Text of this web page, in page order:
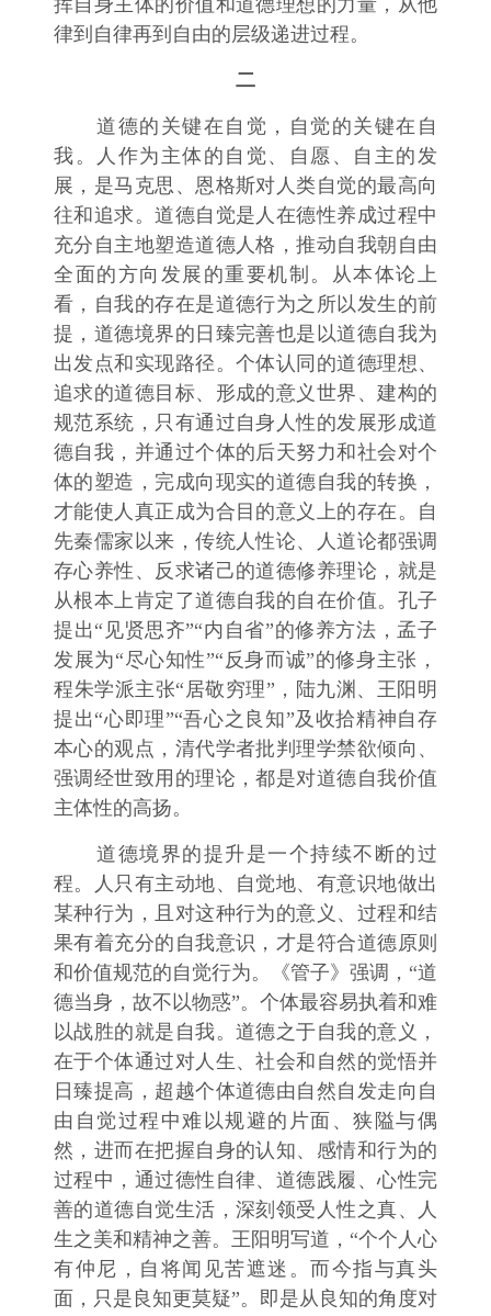
挥自身主体的价值和道德理想的力量，从他
律到自律再到自由的层级递进过程。
二
道德的关键在自觉，自觉的关键在自
我。人作为主体的自觉、自愿、自主的发
展，是马克思、恩格斯对人类自觉的最高向
往和追求。道德自觉是人在德性养成过程中
充分自主地塑造道德人格，推动自我朝自由
全面的方向发展的重要机制。从本体论上
看，自我的存在是道德行为之所以发生的前
提，道德境界的日臻完善也是以道德自我为
出发点和实现路径。个体认同的道德理想、
追求的道德目标、形成的意义世界、建构的
规范系统，只有通过自身人性的发展形成道
德自我，并通过个体的后天努力和社会对个
体的塑造，完成向现实的道德自我的转换，
才能使人真正成为合目的意义上的存在。自
先秦儒家以来，传统人性论、人道论都强调
存心养性、反求诸己的道德修养理论，就是
从根本上肯定了道德自我的自在价值。孔子
提出“见贤思齐”“内自省”的修养方法，孟子
发展为“尽心知性”“反身而诚”的修身主张，
程朱学派主张“居敬穷理”，陆九渊、王阳明
提出“心即理”“吾心之良知”及收拾精神自存
本心的观点，清代学者批判理学禁欲倾向、
强调经世致用的理论，都是对道德自我价值
主体性的高扬。
道德境界的提升是一个持续不断的过
程。人只有主动地、自觉地、有意识地做出
某种行为，且对这种行为的意义、过程和结
果有着充分的自我意识，才是符合道德原则
和价值规范的自觉行为。《管子》强调，“道
德当身，故不以物惑”。个体最容易执着和难
以战胜的就是自我。道德之于自我的意义，
在于个体通过对人生、社会和自然的觉悟并
日臻提高，超越个体道德由自然自发走向自
由自觉过程中难以规避的片面、狭隘与偶
然，进而在把握自身的认知、感情和行为的
过程中，通过德性自律、道德践履、心性完
善的道德自觉生活，深刻领受人性之真、人
生之美和精神之善。王阳明写道，“个个人心
有仲尼，自将闻见苦遮迷。而今指与真头
面，只是良知更莫疑”。即是从良知的角度对